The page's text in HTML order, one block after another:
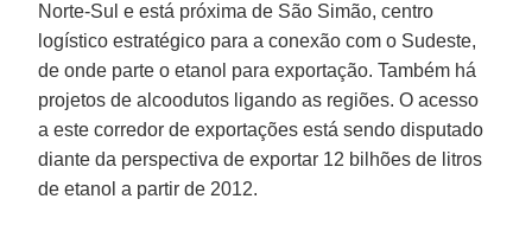
Norte-Sul e está próxima de São Simão, centro
logístico estratégico para a conexão com o Sudeste,
de onde parte o etanol para exportação. Também há
projetos de alcoodutos ligando as regiões. O acesso
a este corredor de exportações está sendo disputado
diante da perspectiva de exportar 12 bilhões de litros
de etanol a partir de 2012.